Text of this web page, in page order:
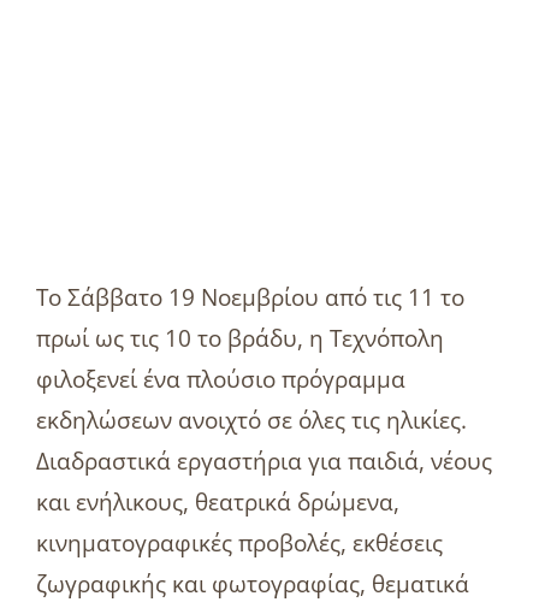
Το Σάββατο 19 Νοεμβρίου από τις 11 το
πρωί ως τις 10 το βράδυ, η Τεχνόπολη
φιλοξενεί ένα πλούσιο πρόγραμμα
εκδηλώσεων ανοιχτό σε όλες τις ηλικίες.
Διαδραστικά εργαστήρια για παιδιά, νέους
και ενήλικους, θεατρικά δρώμενα,
κινηματογραφικές προβολές, εκθέσεις
ζωγραφικής και φωτογραφίας, θεματικά